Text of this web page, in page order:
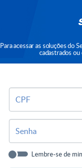
Para acessar as soluções do
cadastrados
CPF
Senha
Lembre-se de